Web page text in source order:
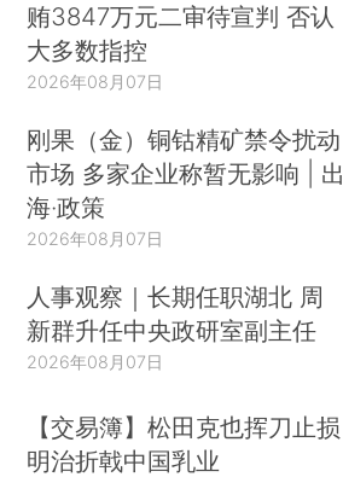
贿3847万元二审待宣判 否认
大多数指控
2026年08月07日
刚果（金）铜钴精矿禁令扰动
市场 多家企业称暂无影响 | 出
海·政策
2026年08月07日
人事观察｜长期任职湖北 周
新群升任中央政研室副主任
2026年08月07日
【交易簿】松田克也挥刀止损
明治折戟中国乳业